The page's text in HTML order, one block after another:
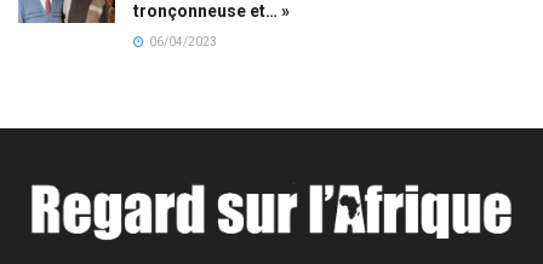
tronçonneuse et… »
06/04/2023